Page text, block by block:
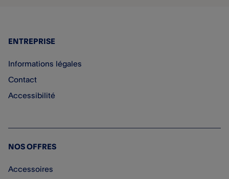
ENTREPRISE
Informations légales
Contact
Accessibilité
NOS OFFRES
Accessoires